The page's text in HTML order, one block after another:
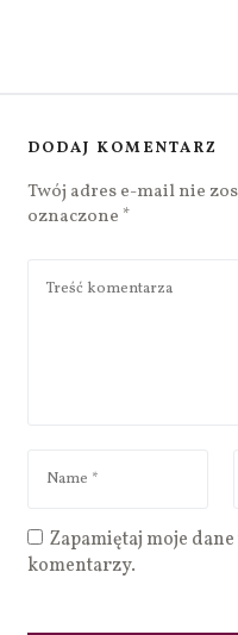
DODAJ KOMENTARZ
Twój adres e-mail nie
oznaczone *
Zapamiętaj moje
komentarzy.